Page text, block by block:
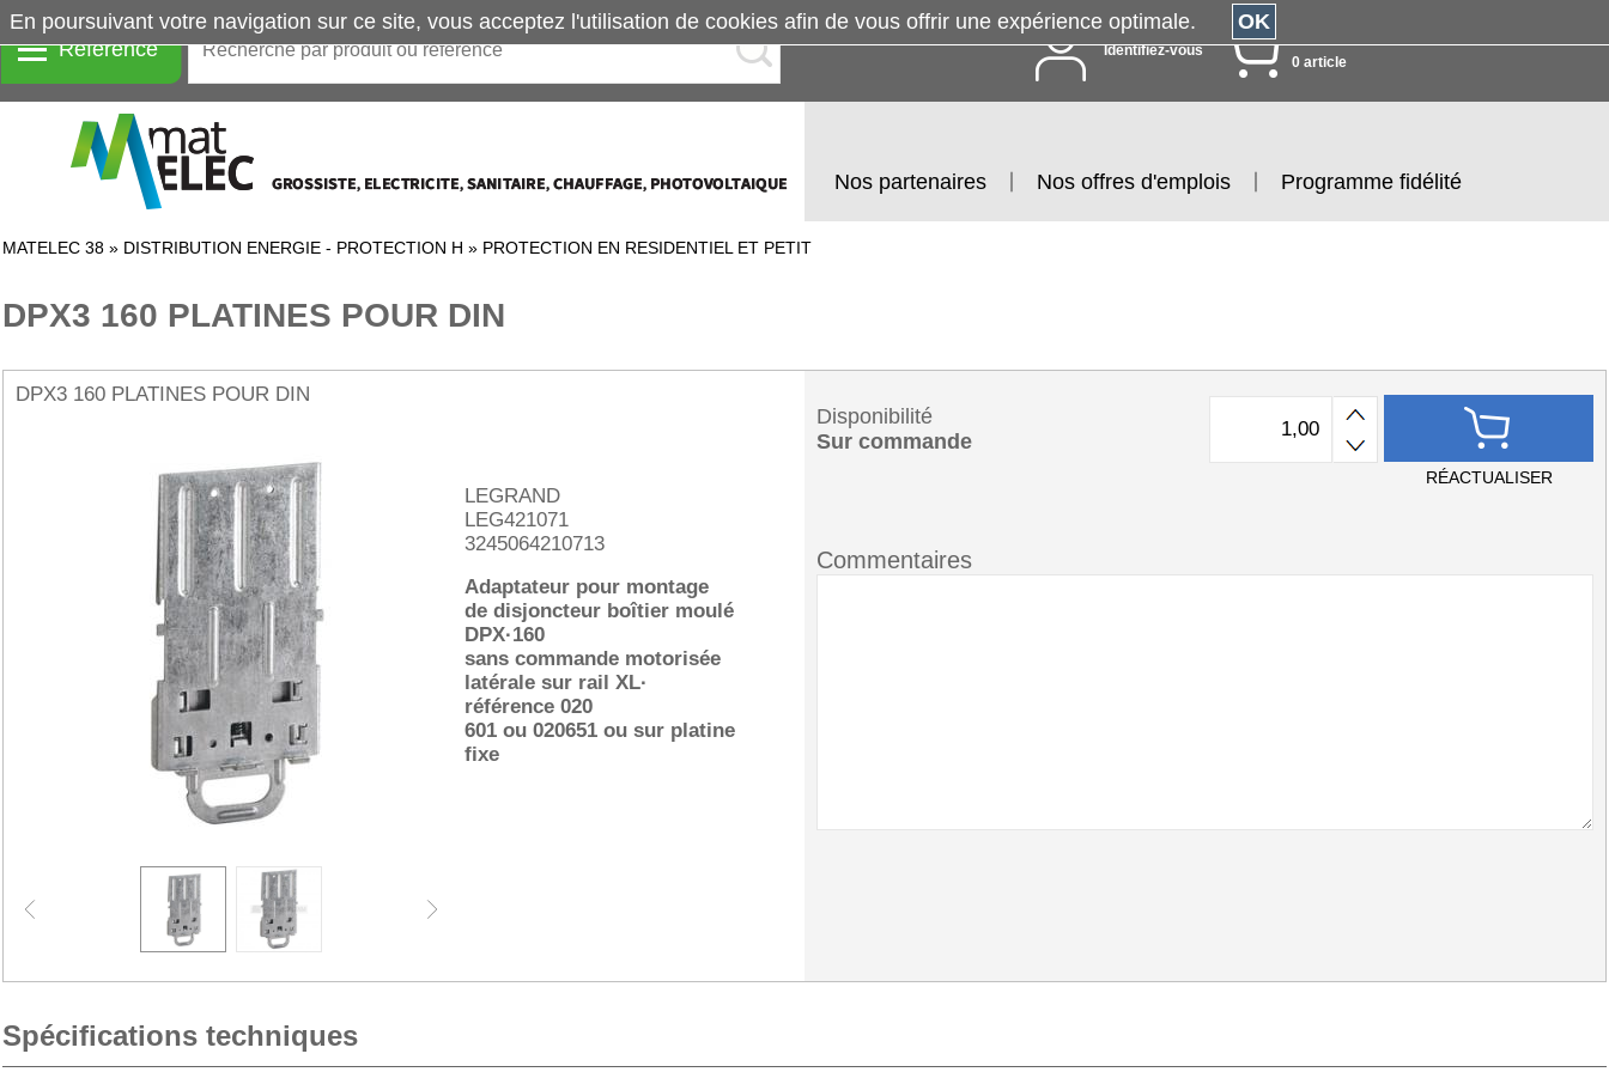
Référence Identifiez-vous
0 article
Nos partenaires Nos offres d'emplois Programme fidélité
MATELEC 38 » DISTRIBUTION ENERGIE - PROTECTION H » PROTECTION EN RESIDENTIEL ET PETIT
DPX3 160 PLATINES POUR DIN
DPX3 160 PLATINES POUR DIN
LEGRAND
LEG421071
3245064210713
Adaptateur pour montage
de disjoncteur boîtier moulé
DPX·160
sans commande motorisée
latérale sur rail XL·
référence 020
601 ou 020651 ou sur platine
fixe
Disponibilité
Sur commande
RÉACTUALISER
Commentaires
Spécifications techniques
En poursuivant votre navigation sur ce site, vous acceptez l'utilisation de cookies afin de vous offrir une expérience optimale. OK